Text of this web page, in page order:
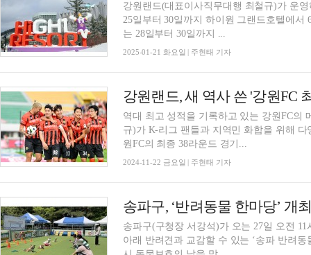
강원랜드(대표이사직무대행 최철규)가 운
25일부터 30일까지 하이원 그랜드호텔에서 6일
는 28일부터 30일까지 ...
2025-01-21 화요일 | 주현태 기자
강원랜드, 새 역사 쓴 '강원FC
역대 최고 성적을 기록하고 있는 강원FC의
규)가 K-리그 팬들과 지역민 화합을 위해 다양한 이벤트를
원FC의 최종 38라운드 경기...
2024-11-22 금요일 | 주현태 기자
송파구, ‘반려동물 한마당’ 개
송파구(구청장 서강석)가 오는 27일 오전
아래 반려견과 교감할 수 있는 ‘송파 반려동물